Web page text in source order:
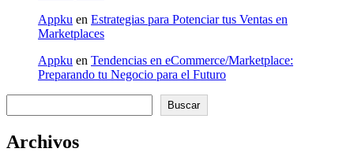
Appku en Estrategias para Potenciar tus Ventas en
Marketplaces
Appku en Tendencias en eCommerce/Marketplace:
Preparando tu Negocio para el Futuro
Buscar
Archivos